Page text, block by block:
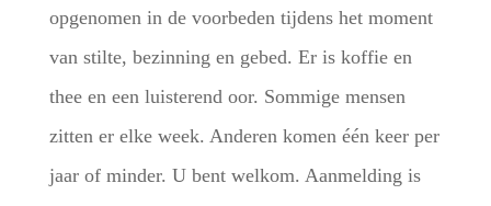
opgenomen in de voorbeden tijdens het moment
van stilte, bezinning en gebed. Er is koffie en
thee en een luisterend oor. Sommige mensen
zitten er elke week. Anderen komen één keer per
jaar of minder. U bent welkom. Aanmelding is